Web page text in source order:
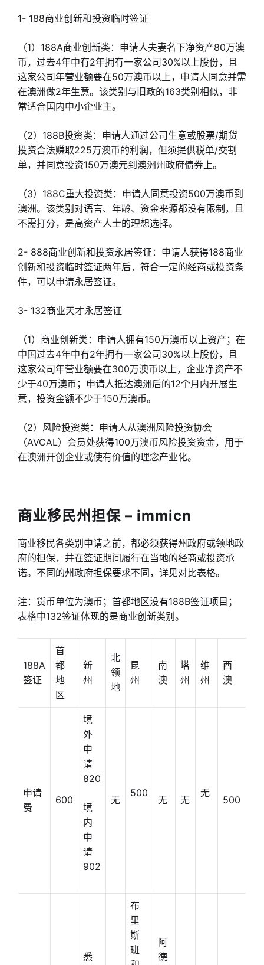
1- 188商业创新和投资临时签证
（1）188A商业创新类：申请人夫妻名下净资产80万澳
币，过去4年中有2年拥有一家公司30%以上股份，且
这家公司年营业额要在50万澳币以上，申请人同意并需
在澳洲做2年生意。该类别与旧政的163类别相似，非
常适合国内中小企业主。
（2）188B投资类：申请人通过公司生意或股票/期货
投资合法赚取225万澳币的利润，但须提供税单/交割
单，并同意投资150万澳元到澳洲州政府债券上。
（3）188C重大投资类：申请人同意投资500万澳币到
澳洲。该类别对语言、年龄、资金来源都没有限制，且
不需打分，是高资产人士的理想选择。
2- 888商业创新和投资永居签证：申请人获得188商业
创新和投资临时签证两年后，符合一定的经商或投资条
件，可以申请永居签证。
3- 132商业天才永居签证
（1）商业创新类：申请人拥有150万澳币以上资产；在
中国过去4年中有2年拥有一家公司30%以上股份，且
这家公司年营业额要在300万澳币以上，企业净资产不
少于40万澳币；申请人抵达澳洲后的12个月内开展生
意，投资金额不少于150万澳币。
（2）风险投资类：申请人从澳洲风险投资协会
（AVCAL）会员处获得100万澳币风险投资资金，用于
在澳洲开创企业或使有价值的理念产业化。
商业移民州担保 – immicn
商业移民各类别申请之前，都必须获得州政府或领地政
府的担保，并在签证期间履行在当地的经商或投资承
诺。不同的州政府担保要求不同，详见对比表格。
注：货币单位为澳币；首都地区没有188B签证项目；
表格中132签证体现的是商业创新类别。
188A
签证
首
都
地
区
新
州
北
领
地
昆
州
南
澳
塔
州
维
州
西
澳
申请
费
600
境
外
申
请
820
境
内
申
请
902
无
500
无 无
无
500
悉
布
里
斯
班
阿
德